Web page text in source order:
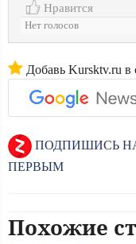
Нравится
Нет голосов
Добавь Kursktv.ru в
ПОДПИШИСЬ
ПЕРВЫМ
Похожие